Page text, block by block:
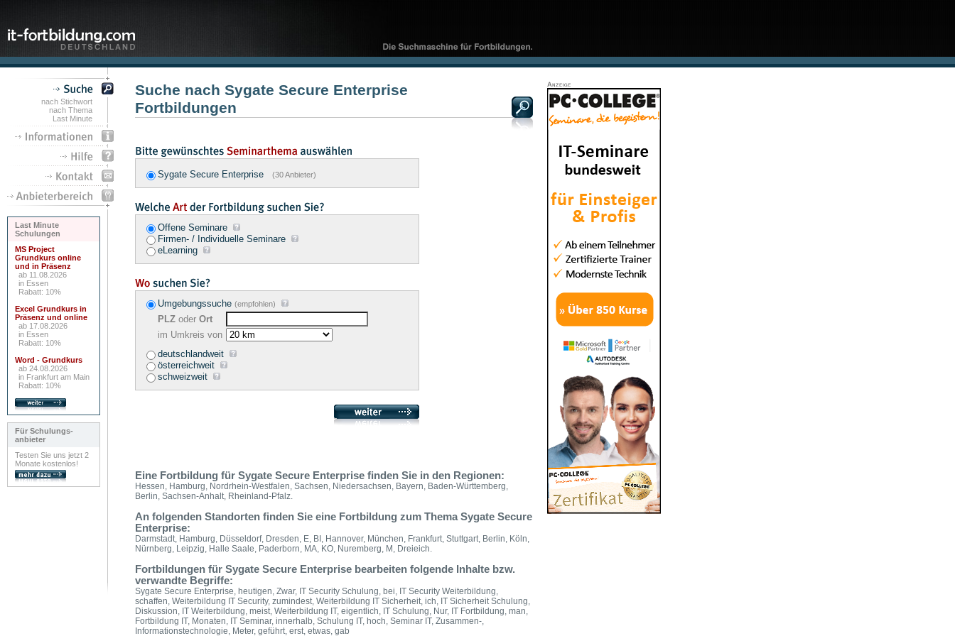
nach Stichwort
nach Thema
Last Minute
Last Minute
Schulungen
MS Project
Grundkurs online
und in Präsenz
ab 11.08.2026
in Essen
Rabatt: 10%
Excel Grundkurs in
Präsenz und online
ab 17.08.2026
in Essen
Rabatt: 10%
Word - Grundkurs
ab 24.08.2026
in Frankfurt am Main
Rabatt: 10%
Für Schulungs-
anbieter
Testen Sie uns jetzt 2
Monate kostenlos!
Suche nach Sygate Secure Enterprise
Fortbildungen
Sygate Secure Enterprise (30 Anbieter)
Offene Seminare
Firmen- / Individuelle Seminare
eLearning
Umgebungssuche (empfohlen)
PLZ oder Ort
im Umkreis von
deutschlandweit
österreichweit
schweizweit
Eine Fortbildung für Sygate Secure Enterprise finden Sie in den Regionen:
Hessen, Hamburg, Nordrhein-Westfalen, Sachsen, Niedersachsen, Bayern, Baden-Württemberg,
Berlin, Sachsen-Anhalt, Rheinland-Pfalz.
An folgenden Standorten finden Sie eine Fortbildung zum Thema Sygate Secure
Enterprise:
Darmstadt, Hamburg, Düsseldorf, Dresden, E, BI, Hannover, München, Frankfurt, Stuttgart, Berlin, Köln,
Nürnberg, Leipzig, Halle Saale, Paderborn, MA, KO, Nuremberg, M, Dreieich.
Fortbildungen für Sygate Secure Enterprise bearbeiten folgende Inhalte bzw.
verwandte Begriffe:
Sygate Secure Enterprise, heutigen, Zwar, IT Security Schulung, bei, IT Security Weiterbildung,
schaffen, Weiterbildung IT Security, zumindest, Weiterbildung IT Sicherheit, ich, IT Sicherheit Schulung,
Diskussion, IT Weiterbildung, meist, Weiterbildung IT, eigentlich, IT Schulung, Nur, IT Fortbildung, man,
Fortbildung IT, Monaten, IT Seminar, innerhalb, Schulung IT, hoch, Seminar IT, Zusammen-,
Informationstechnologie, Meter, geführt, erst, etwas, gab